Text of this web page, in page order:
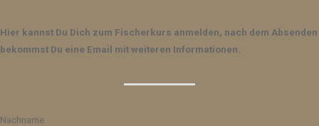
Hier kannst Du Dich zum Fischerkurs anmelden, nach dem Absenden
bekommst Du eine Email mit weiteren Informationen.
Nachname